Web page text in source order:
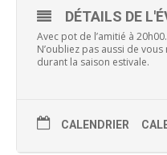
DÉTAILS DE
Avec pot de l’amitié à
N’oubliez pas aussi de
durant la saison estivale.
CALENDRIER